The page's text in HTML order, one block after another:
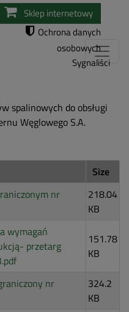
Sklep internetowy
Ochrona danych
osobowych
Sygnaliści
spalinowych do obsługi
Węglowego S.A.
Size
nr
218.04
KB
wymagań
przetarg
151.78
KB
nr
324.2
KB